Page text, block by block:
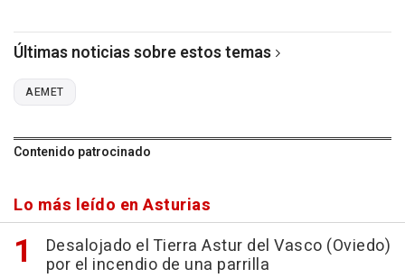
Últimas noticias sobre estos temas
AEMET
Contenido patrocinado
Lo más leído en Asturias
Desalojado el Tierra Astur del Vasco (Oviedo)
por el incendio de una parrilla